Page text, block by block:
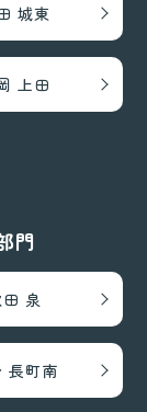
城東
上田
門
泉
長町南